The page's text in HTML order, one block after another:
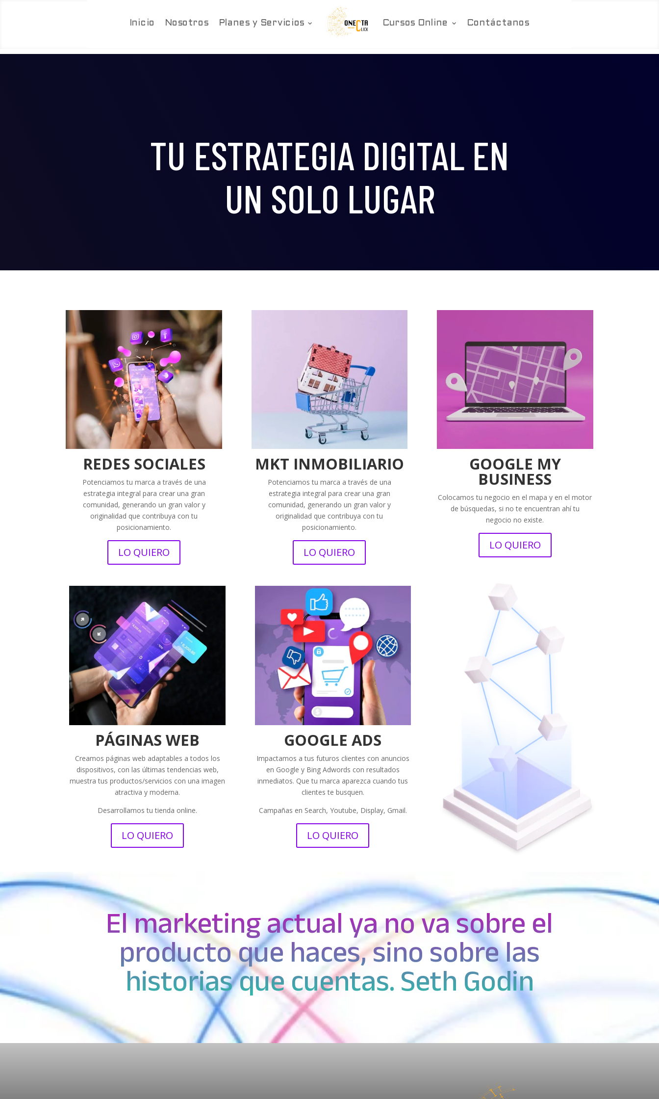
Inicio Nosotros Planes y Servicios Cursos Online Contáctanos
TU ESTRATEGIA DIGITAL EN
UN SOLO LUGAR
REDES SOCIALES
Potenciamos tu marca a través de una
estrategia integral para crear una gran
comunidad, generando un gran valor y
originalidad que contribuya con tu
posicionamiento.
LO QUIERO
MKT INMOBILIARIO
Potenciamos tu marca a través de una
estrategia integral para crear una gran
comunidad, generando un gran valor y
originalidad que contribuya con tu
posicionamiento.
LO QUIERO
GOOGLE MY
BUSINESS
Colocamos tu negocio en el mapa y en el motor
de búsquedas, si no te encuentran ahí tu
negocio no existe.
LO QUIERO
PÁGINAS WEB
Creamos páginas web adaptables a todos los
dispositivos, con las últimas tendencias web,
muestra tus productos/servicios con una imagen
atractiva y moderna.
Desarrollamos tu tienda online.
LO QUIERO
GOOGLE ADS
Impactamos a tus futuros clientes con anuncios
en Google y Bing Adwords con resultados
inmediatos. Que tu marca aparezca cuando tus
clientes te busquen.
Campañas en Search, Youtube, Display, Gmail.
LO QUIERO
El marketing actual ya no va sobre el
producto que haces, sino sobre las
historias que cuentas. Seth Godin